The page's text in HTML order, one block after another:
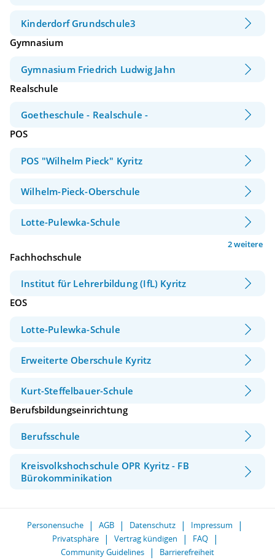
Kinderdorf Grundschule3
Gymnasium
Gymnasium Friedrich Ludwig Jahn
Realschule
Goetheschule - Realschule -
POS
POS "Wilhelm Pieck" Kyritz
Wilhelm-Pieck-Oberschule
Lotte-Pulewka-Schule
2 weitere
Fachhochschule
Institut für Lehrerbildung (IfL) Kyritz
EOS
Lotte-Pulewka-Schule
Erweiterte Oberschule Kyritz
Kurt-Steffelbauer-Schule
Berufsbildungseinrichtung
Berufsschule
Kreisvolkshochschule OPR Kyritz - FB
Bürokomminikation
Personensuche AGB Datenschutz
Impressum
Privatsphäre
Vertrag kündigen
FAQ
Community Guidelines
Barrierefreiheit